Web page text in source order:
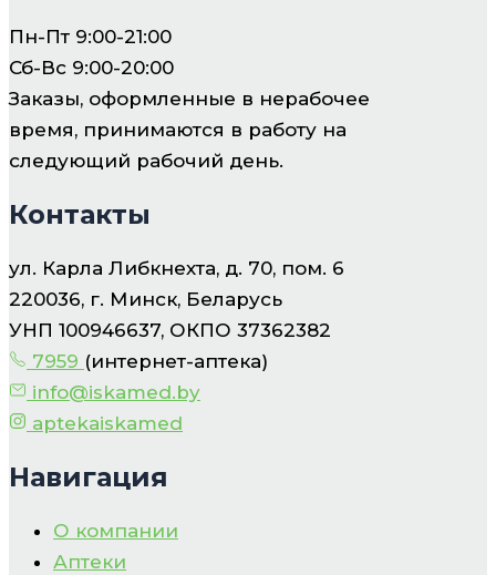
Пн-Пт 9:00-21:00
Сб-Вс 9:00-20:00
Заказы, оформленные в нерабочее
время, принимаются в работу на
следующий рабочий день.
Контакты
ул. Карла Либкнехта, д. 70, пом. 6
220036, г. Минск, Беларусь
УНП 100946637, ОКПО 37362382
7959 (интернет-аптека)
info@iskamed.by
aptekaiskamed
Навигация
О компании
Аптеки